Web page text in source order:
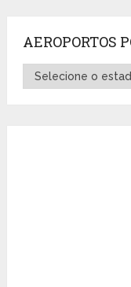
AEROPORTOS
Aeroportos
por